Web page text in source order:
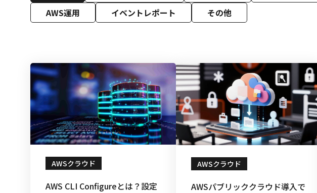
AWS運用
イベントレポート その他
AWSクラウド
AWS CLI Configureとは？設定
AWSクラウド
AWSパブリッククラウド導入で